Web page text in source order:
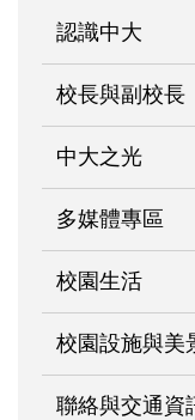
認識中大
校長與副校長
中大之光
多媒體專區
校園生活
校園設施與美
聯絡與交通資